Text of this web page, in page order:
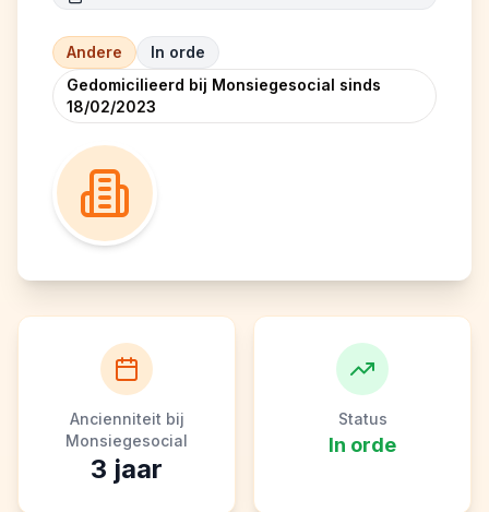
Andere
In orde
Gedomicilieerd bij Monsiegesocial sinds
18/02/2023
Ancienniteit bij
Monsiegesocial
3 jaar
Status
In orde